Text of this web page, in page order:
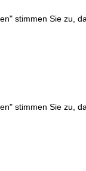
stimmen Sie zu,
stimmen Sie zu,